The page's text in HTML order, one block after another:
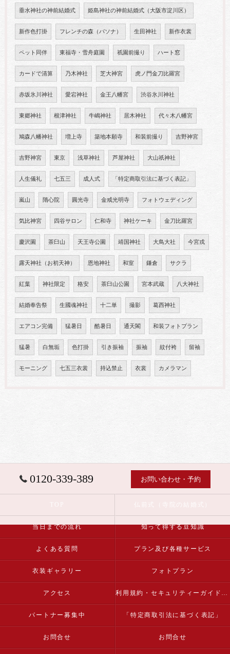
垂水神社の神前結婚式 姫島神社の神前結婚式（大阪市淀川区）
新作色打掛 フレンチの森（パソナ） 生田神社 新作衣裳
ペット同伴 東福寺・雪舟庭園 祇園前撮り ハート窓
カードで清算 乃木神社 芝大神宮 虎ノ門金刀比羅宮
赤坂氷川神社 愛宕神社 金王八幡宮 渋谷氷川神社
東郷神社 根津神社 牛嶋神社 居木神社 代々木八幡宮
鳩森八幡神社 増上寺 築地本願寺 和装前撮り 吉野神宮
吉野神宮 東京 浅草神社 芦屋神社 大山祇神社
人生儀礼 七五三 成人式 「特定商取引法に基づく表記」
嵐山 隋心院 圓光寺 金戒光明寺 フォトウェディング
気比神宮 四谷サロン 仁和寺 神社ケーキ 金刀比羅宮
慶沢園 茶臼山 天王寺公園 靖国神社 大鳥大社 今宮戎
露天神社（お初天神） 恩地神社 和室 鎌倉 サクラ
紅葉 神社限定 格安 茶臼山公園 宮本武蔵 八大神社
結婚奉告祭 生國魂神社 十二単 撮影 葛西神社
エアコン完備 猛暑日 酷暑日 通天閣 和装フォトプラン
猛暑 白無垢 色打掛 引き振袖 振袖 紋付袴 留袖
モーニング 七五三衣裳 持込禁止 衣裳 カメラマン
0120-339-389 お問い合わせ・予約
当日までの流れ 知って得する豆知識
よくある質問 プラン及び各種サービス
衣装ギャラリー フォトプラン
アクセス 利用規約・セキュリティーガイドライン
パートナー募集中 「特定商取引法に基づく表記」
お問合せ お問合せ